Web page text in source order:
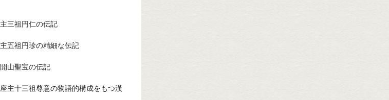
三祖円仁の伝記
五祖円珍の精細な伝記
山聖宝の伝記
主十三祖尊意の物語的構成をもつ漢